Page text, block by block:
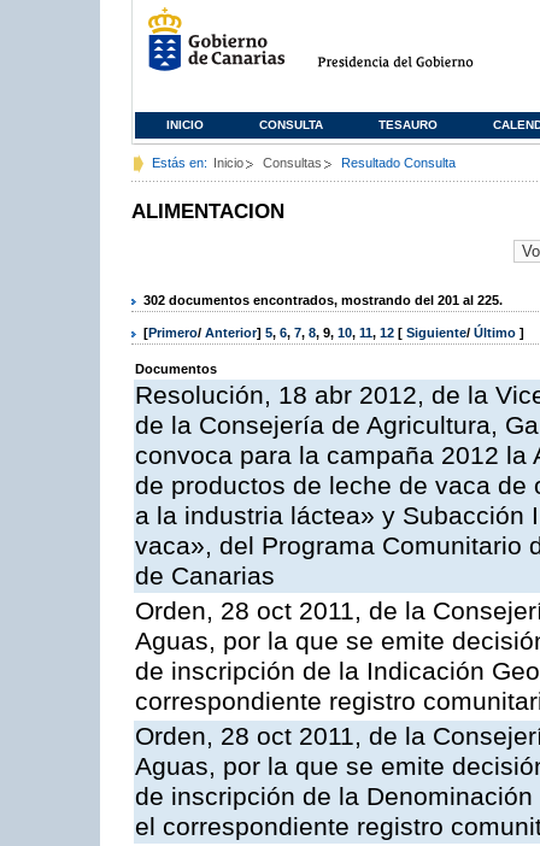
INICIO CONSULTA TESAURO
Estás en: Inicio Consultas Resultado Consulta
ALIMENTACION
302 documentos encontrados, mostrando del 201 al 225.
[Primero/ Anterior] 5, 6, 7, 8, 9, 10, 11, 12 [ Siguiente/ Último ]
Documentos
Resolución, 18 abr 2012, de la
de la Consejería de Agricultura,
convoca para la campaña 2012
de productos de leche de vaca
a la industria láctea» y Subacción
vaca», del Programa Comunitario
de Canarias
Orden, 28 oct 2011, de la
Aguas, por la que se emite
de inscripción de la Indicación
correspondiente registro
Orden, 28 oct 2011, de la
Aguas, por la que se emite
de inscripción de la
el correspondiente registro